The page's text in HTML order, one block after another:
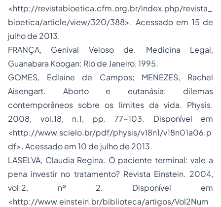
<http://revistabioetica.cfm.org.br/index.php/revista_
bioetica/article/view/320/388>. Acessado em 15 de
julho de 2013.
FRANÇA, Genival Veloso de. Medicina Legal,
Guanabara Koogan: Rio de Janeiro, 1995.
GOMES, Edlaine de Campos; MENEZES, Rachel
Aisengart. Aborto e eutanásia: dilemas
contemporâneos sobre os limites da vida. Physis.
2008, vol.18, n.1, pp. 77-103. Disponível em
<http://www.scielo.br/pdf/physis/v18n1/v18n01a06.p
df>. Acessado em 10 de julho de 2013.
LASELVA, Claudia Regina. O paciente terminal: vale a
pena investir no tratamento? Revista Einstein. 2004,
vol.2, nº 2. Disponível em
<http://www.einstein.br/biblioteca/artigos/Vol2Num